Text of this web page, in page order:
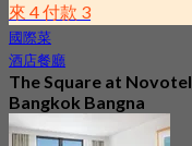
來 4 付款 3
國際菜
酒店餐廳
The Square at Novotel
Bangkok Bangna
4.8